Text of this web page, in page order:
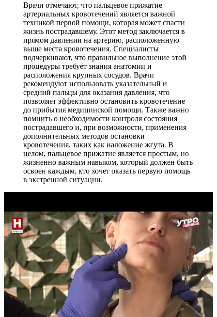
Врачи отмечают, что пальцевое прижатие
артериальных кровотечений является важной
техникой первой помощи, которая может спасти
жизнь пострадавшему. Этот метод заключается в
прямом давлении на артерию, расположенную
выше места кровотечения. Специалисты
подчеркивают, что правильное выполнение этой
процедуры требует знания анатомии и
расположения крупных сосудов. Врачи
рекомендуют использовать указательный и
средний пальцы для оказания давления, что
позволяет эффективно остановить кровотечение
до прибытия медицинской помощи. Также важно
помнить о необходимости контроля состояния
пострадавшего и, при возможности, применения
дополнительных методов остановки
кровотечения, таких как наложение жгута. В
целом, пальцевое прижатие является простым, но
жизненно важным навыком, который должен быть
освоен каждым, кто хочет оказать первую помощь
в экстренной ситуации.